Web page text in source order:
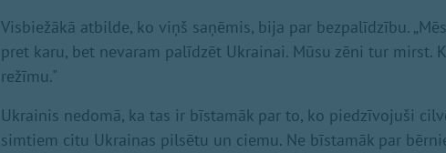
Visbiežākā atbilde, ko viņš saņēmis, bija par bezpalīdzību.
pret karu, bet nevaram palīdzēt Ukrainai. Mūsu zēni tur mirst.
režīmu."
Ukrainis nedomā, ka tas ir bīstamāk par to, ko piedzīvojuši
simtiem citu Ukrainas pilsētu un ciemu. Ne bīstamāk par